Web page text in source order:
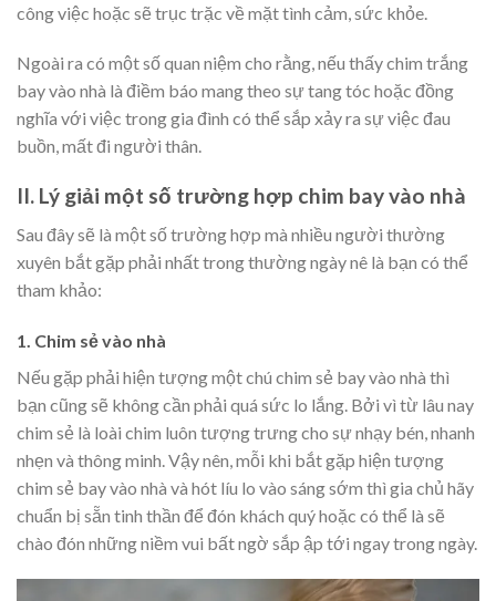
công việc hoặc sẽ trục trặc về mặt tình cảm, sức khỏe.
Ngoài ra có một số quan niệm cho rằng, nếu thấy chim trắng
bay vào nhà là điềm báo mang theo sự tang tóc hoặc đồng
nghĩa với việc trong gia đình có thể sắp xảy ra sự việc đau
buồn, mất đi người thân.
II. Lý giải một số trường hợp chim bay vào nhà
Sau đây sẽ là một số trường hợp mà nhiều người thường
xuyên bắt gặp phải nhất trong thường ngày nê là bạn có thể
tham khảo:
1. Chim sẻ vào nhà
Nếu gặp phải hiện tượng một chú chim sẻ bay vào nhà thì
bạn cũng sẽ không cần phải quá sức lo lắng. Bởi vì từ lâu nay
chim sẻ là loài chim luôn tượng trưng cho sự nhạy bén, nhanh
nhẹn và thông minh. Vậy nên, mỗi khi bắt gặp hiện tượng
chim sẻ bay vào nhà và hót líu lo vào sáng sớm thì gia chủ hãy
chuẩn bị sẵn tinh thần để đón khách quý hoặc có thể là sẽ
chào đón những niềm vui bất ngờ sắp ập tới ngay trong ngày.